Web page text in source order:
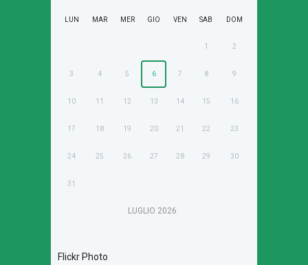
LUN MAR MER GIO VEN SAB DOM
1 2
3 4 5 6 7 8 9
10 11 12 13 14 15 16
17 18 19 20 21 22 23
24 25 26 27 28 29 30
31
LUGLIO 2026
Flickr Photo